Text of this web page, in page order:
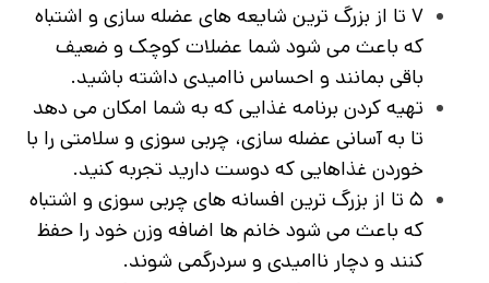
۷ تا از بزرگ ترین شایعه های عضله سازی و اشتباه
که باعث می شود شما عضلات کوچک و ضعیف
باقی بمانند و احساس ناامیدی داشته باشید.
تهیه کردن برنامه غذایی که به شما امکان می‌ دهد
تا به آسانی عضله سازی، چربی سوزی و سلامتی را با
خوردن غذاهایی که دوست دارید تجربه کنید.
۵ تا از بزرگ ترین افسانه های چربی سوزی و اشتباه
که باعث می شود خانم ها اضافه وزن خود را حفظ
کنند و دچار ناامیدی و سردرگمی شوند.